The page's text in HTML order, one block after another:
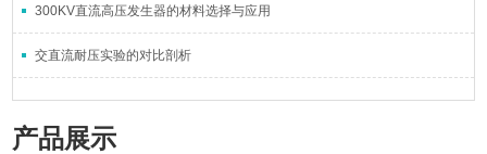
300KV直流高压发生器的材料选择与应用
交直流耐压实验的对比剖析
产品展示